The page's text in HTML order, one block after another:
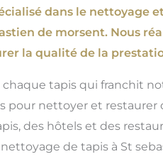
dans le
de morsent. Nous
la qualité de la
tapis qui franchit
nettoyer et restaurer
des hôtels et des
de tapis à St